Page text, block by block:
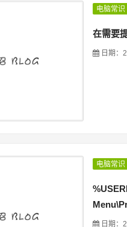
电脑常识
在需要
日期：
电脑常识
日期：